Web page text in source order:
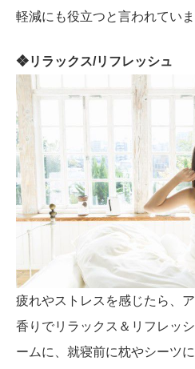
軽減にも役立つと言われていま
❖リラックス/リフレッシュ
疲れやストレスを感じたら、
香りでリラックス＆リフレッ
ームに、就寝前に枕やシーツ